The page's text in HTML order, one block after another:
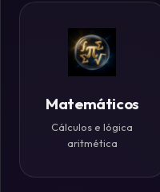
Criptografia
Paradoxos
Mente
Matemáticos
Cálculos e lógica
aritmética